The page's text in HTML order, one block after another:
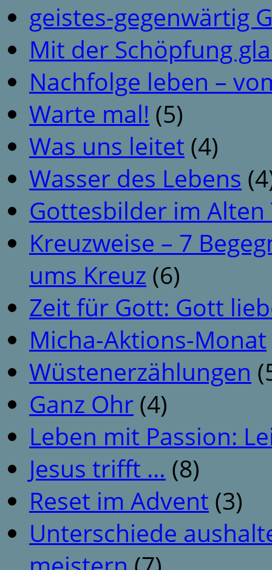
geistes-gegenwärtig
Mit der Schöpfung
Nachfolge leben –
Warte mal! (5)
Was uns leitet (4)
Wasser des Lebens
Gottesbilder im
Kreuzweise – 7
ums Kreuz (6)
Zeit für Gott: Gott
Micha-Aktions-Monat
Wüstenerzählungen
Ganz Ohr (4)
Leben mit Passion:
Jesus trifft … (8)
Reset im Advent (3)
Unterschiede